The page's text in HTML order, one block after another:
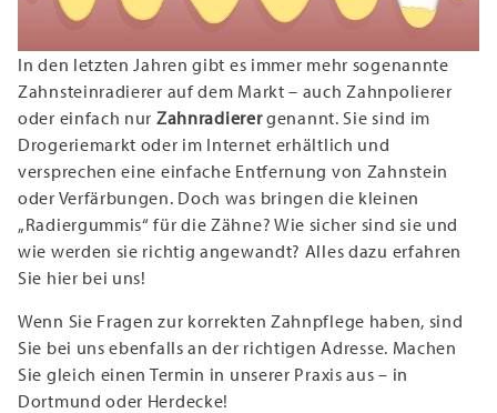
In den letzten Jahren gibt es immer mehr sogenannte
Zahnsteinradierer auf dem Markt – auch Zahnpolierer
oder einfach nur Zahnradierergenannt. Sie sind im
Drogeriemarkt oder im Internet erhältlich und
versprechen eine einfache Entfernung von Zahnstein
oder Verfärbungen. Doch was bringen die kleinen
„Radiergummis“ für die Zähne? Wie sicher sind sie und
wie werden sie richtig angewandt? Alles dazu erfahren
Sie hier bei uns!
Wenn Sie Fragen zur korrekten Zahnpflege haben, sind
Sie bei uns ebenfalls an der richtigen Adresse. Machen
Sie gleich einen Termin in unserer Praxis aus – in
Dortmund oder Herdecke!